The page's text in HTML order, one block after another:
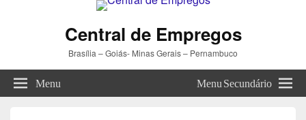
Central de Empregos
Brasília – Goiás- Minas Gerais – Pernambuco
Menu Menu Secundário